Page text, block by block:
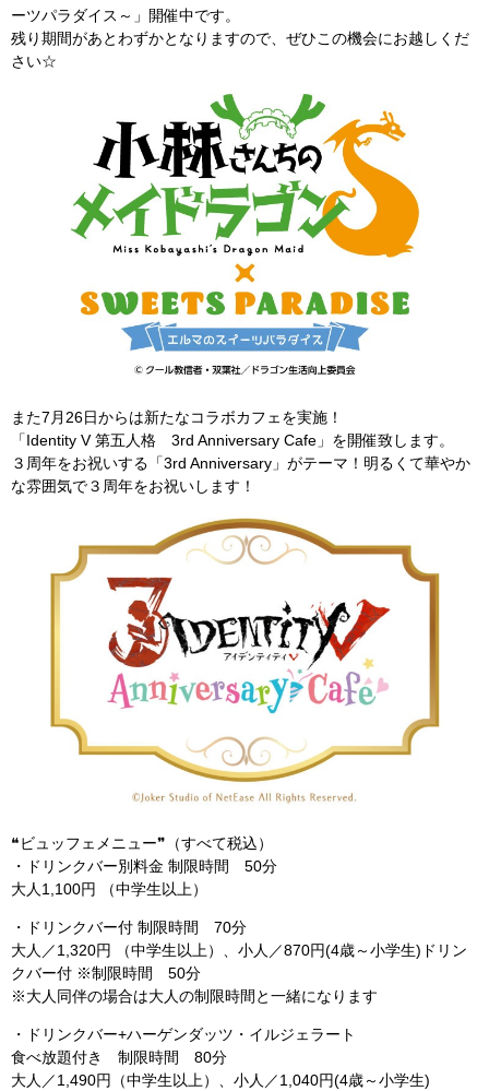
ーツパラダイス～」開催中です。
残り期間があとわずかとなりますので、ぜひこの機会にお越しくだ
さい☆
また7月26日からは新たなコラボカフェを実施！
「Identity V 第五人格 3rd Anniversary Cafe」を開催致します。
３周年をお祝いする「3rd Anniversary」がテーマ！明るくて華やか
な雰囲気で３周年をお祝いします！
❝ビュッフェメニュー❞（すべて税込）
・ドリンクバー別料金 制限時間 50分
大人1,100円 （中学生以上）
・ドリンクバー付 制限時間 70分
大人／1,320円 （中学生以上）、小人／870円(4歳～小学生)ドリン
クバー付 ※制限時間 50分
※大人同伴の場合は大人の制限時間と一緒になります
・ドリンクバー+ハーゲンダッツ・イルジェラート
食べ放題付き 制限時間 80分
大人／1,490円（中学生以上）、小人／1,040円(4歳～小学生)